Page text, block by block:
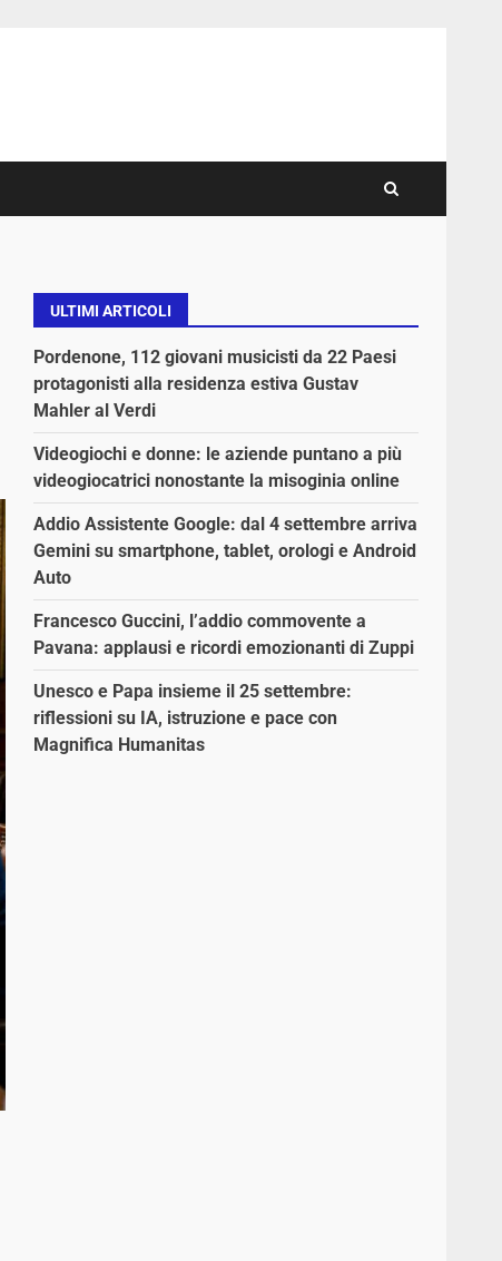
ULTIMI ARTICOLI
Pordenone, 112 giovani musicisti da 22 Paesi
protagonisti alla residenza estiva Gustav
Mahler al Verdi
Videogiochi e donne: le aziende puntano a più
videogiocatrici nonostante la misoginia online
Addio Assistente Google: dal 4 settembre arriva
Gemini su smartphone, tablet, orologi e Android
Auto
Francesco Guccini, l’addio commovente a
Pavana: applausi e ricordi emozionanti di Zuppi
Unesco e Papa insieme il 25 settembre:
riflessioni su IA, istruzione e pace con
Magnifica Humanitas